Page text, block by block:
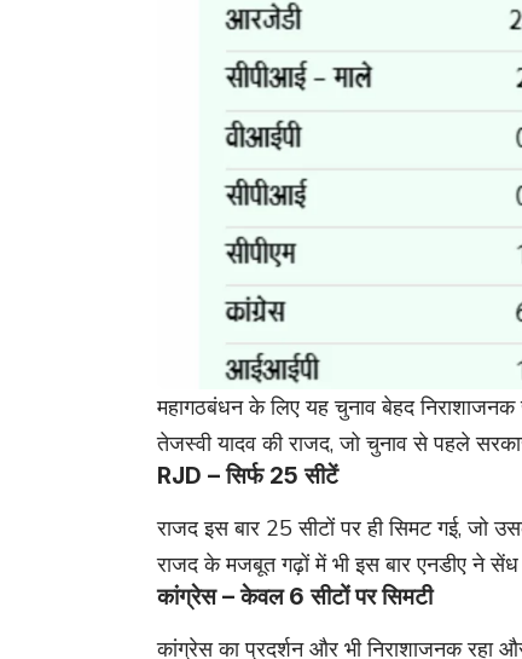
महागठबंधन के लिए यह चुनाव बेहद निराशाजनक
तेजस्वी यादव की राजद, जो चुनाव से पहले
RJD – सिर्फ 25 सीटें
राजद इस बार 25 सीटों पर ही सिमट गई, जो
राजद के मजबूत गढ़ों में भी इस बार एनडीए ने सेंध
कांग्रेस – केवल 6 सीटों पर सिमटी
कांग्रेस का प्रदर्शन और भी निराशाजनक रहा